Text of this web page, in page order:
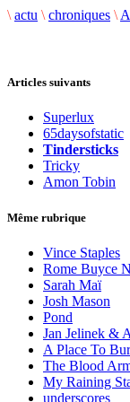
\ actu \ chroniques \
Articles suivants
Superlux
65daysofstatic
Tindersticks
Tricky
Amon Tobin
Même rubrique
Vince Staples
Rome Buyce
Sarah Maï
Josh Mason
Pond
Jan Jelinek &
A Place To
The Blood
My Raining
underscores